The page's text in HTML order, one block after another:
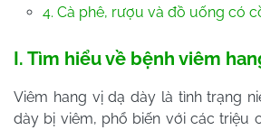
4. Cà phê, rượu và đồ uống có
I. Tìm hiểu về bệnh viêm
Viêm hang vị dạ dày là tình trạng
dày bị viêm, phổ biến với các triệu